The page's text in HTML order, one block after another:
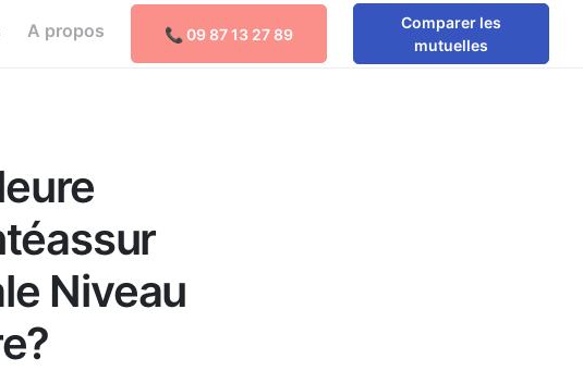
A propos 📞 09 87 13 27 89
Comparer les
mutuelles
Comparer les mutuelles
Niveau